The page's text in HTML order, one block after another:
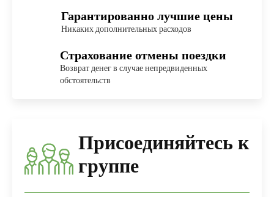
Гарантированно лучшие цены
Никаких дополнительных расходов
Страхование отмены поездки
Возврат денег в случае непредвиденных
обстоятельств
Присоединяйтесь к
группе